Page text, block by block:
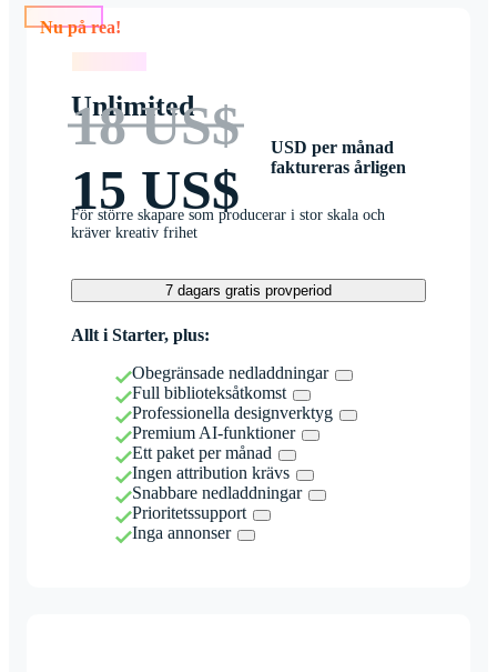
Nu på rea!
Unlimited
18 US$
15 US$
USD per månad
faktureras årligen
För större skapare som producerar i stor skala och
kräver kreativ frihet
7 dagars gratis provperiod
Allt i Starter, plus:
Obegränsade nedladdningar
Full biblioteksåtkomst
Professionella designverktyg
Premium AI-funktioner
Ett paket per månad
Ingen attribution krävs
Snabbare nedladdningar
Prioritetssupport
Inga annonser